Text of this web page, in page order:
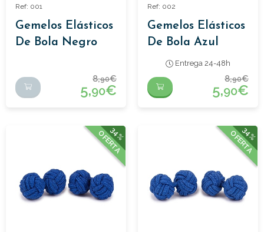
Ref: 001
Gemelos Elásticos
De Bola Negro
8,90€
5,90€
Ref: 002
Gemelos Elásticos
De Bola Azul
MarinoEntrega 24-48h
8,90€
5,90€
34%
OFERTA 34%
OFERTA